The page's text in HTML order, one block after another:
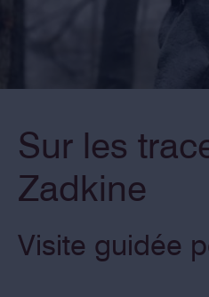
Sur les
Zadkine
Visite guidée